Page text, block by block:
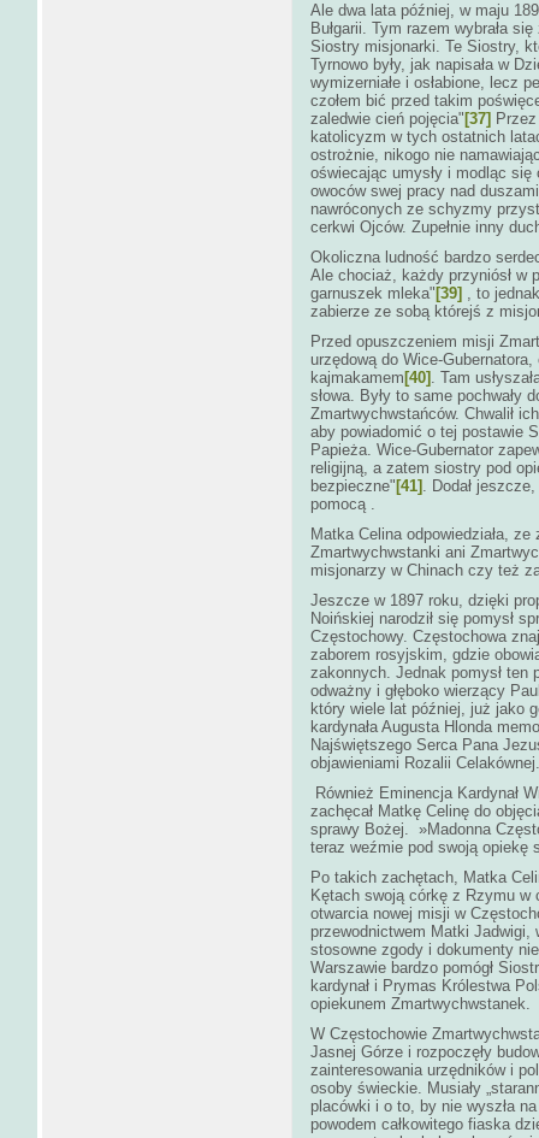
Ale dwa lata później, w maju
Bułgarii. Tym razem wybrała
Siostry misjonarki. Te Siostry,
Tyrnowo były, jak napisała w
wymizerniałe i osłabione, lecz
czołem bić przed takim
zaledwie cień pojęcia" [37]
katolicyzm w tych ostatnich
ostrożnie, nikogo nie
oświecając umysły i modląc się
owoców swej pracy nad
nawróconych ze schyzmy
cerkwi Ojców. Zupełnie inny
Okoliczna ludność bardzo
Ale chociaż, każdy przyniósł w
garnuszek mleka" [39] , to
zabierze ze sobą którejś z
Przed opuszczeniem misji
urzędową do Wice-
kajmakamem [40] . Tam
słowa. Były to same pochwały
Zmartwychwstańców. Chwalił
aby powiadomić o tej postawie
Papieża. Wice-Gubernator
religijną, a zatem siostry pod
bezpieczne" [41] . Dodał
pomocą .
Matka Celina odpowiedziała,
Zmartwychwstanki ani
misjonarzy w Chinach czy też
Jeszcze w 1897 roku, dzięki
Noińskiej narodził się pomysł
Częstochowy. Częstochowa
zaborem rosyjskim, gdzie
zakonnych. Jednak pomysł ten
odważny i głęboko wierzący
który wiele lat później, już jako
kardynała Augusta Hlonda
Najświętszego Serca Pana
objawieniami Rozalii
Również Eminencja Kardynał
zachęcał Matkę Celinę do
sprawy Bożej. »Madonna
teraz weźmie pod swoją opiekę
Po takich zachętach, Matka
Kętach swoją córkę z Rzymu
otwarcia nowej misji w
przewodnictwem Matki Jadwigi,
stosowne zgody i dokumenty
Warszawie bardzo pomógł
kardynał i Prymas Królestwa
opiekunem Zmartwychwstanek.
W Częstochowie
Jasnej Górze i rozpoczęły
zainteresowania urzędników i
osoby świeckie. Musiały
placówki i o to, by nie wyszła
powodem całkowitego fiaska